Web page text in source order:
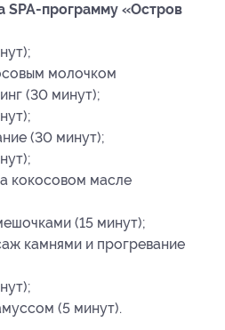
SPA-программу «Остров
молочком
(30 минут);
(30 минут);
кокосовом масле
(15 минут);
камнями и прогревание
(5 минут).